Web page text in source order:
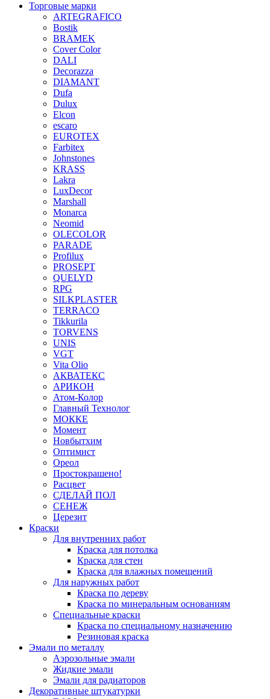
Торговые марки
ARTEGRAFICO
Bostik
BRAMEK
Cover Color
DALI
Decorazza
DIAMANT
Dufa
Dulux
Elcon
escaro
EUROTEX
Farbitex
Johnstones
KRASS
Lakra
LuxDecor
Marshall
Monarca
Neomid
OLECOLOR
PARADE
Profilux
PROSEPT
QUELYD
RPG
SILKPLASTER
TERRACO
Tikkurila
TORVENS
UNIS
VGT
Vita Olio
АКВАТЕКС
АРИКОН
Атом-Колор
Главный Технолог
МOККЕ
Момент
Новбытхим
Оптимист
Ореол
Простокрашено!
Расцвет
СДЕЛАЙ ПОЛ
СЕНЕЖ
Церезит
Краски
Для внутренних работ
Краска для потолка
Краска для стен
Краска для влажных помещений
Для наружных работ
Краска по дереву
Краска по минеральным основаниям
Специальные краски
Краска по специальному назначению
Резиновая краска
Эмали по металлу
Аэрозольные эмали
Жидкие эмали
Эмали для радиаторов
Декоративные штукатурки